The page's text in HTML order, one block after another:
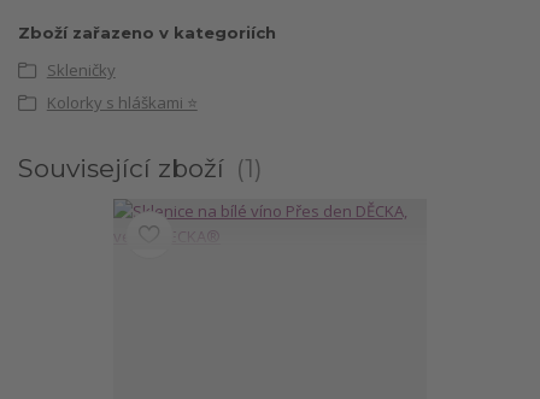
Zboží zařazeno v kategoriích
Skleničky
Kolorky s hláškami ⭐
Související zboží 1